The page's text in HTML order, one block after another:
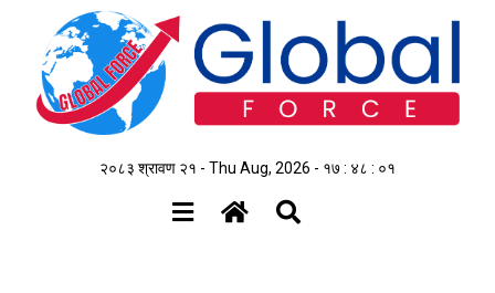
२०८३ श्रावण २१ - Thu Aug, 2026 - १७ : ४८ : ०१